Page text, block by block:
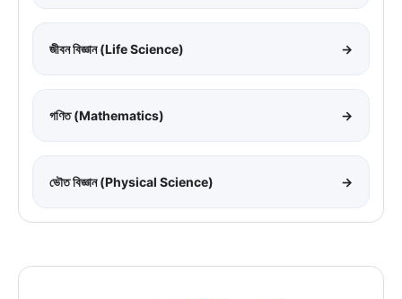
জীবন বিজ্ঞান (Life Science) →
গণিত (Mathematics) →
ভৌত বিজ্ঞান (Physical Science) →